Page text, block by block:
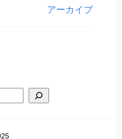
アーカイブ